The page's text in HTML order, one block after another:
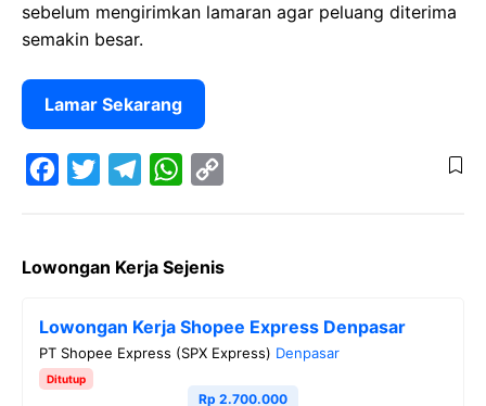
sebelum mengirimkan lamaran agar peluang diterima
semakin besar.
Lamar Sekarang
c
i
t
e
r
l
g
r
a
s
A
p
L
i
n
Lowongan Kerja Sejenis
Lowongan Kerja Shopee Express Denpasar
PT Shopee Express (SPX Express) Denpasar
Ditutup
Rp 2.700.000